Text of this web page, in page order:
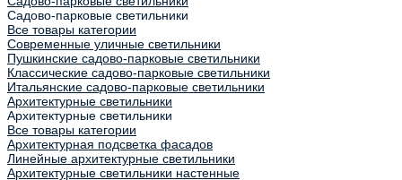
Садово-парковые светильники
Все товары категории
Современные уличные светильники
Пушкинские садово-парковые светильники
Классические садово-парковые светильники
Итальянские садово-парковые светильники
Архитектурные светильники
Архитектурные светильники
Все товары категории
Архитектурная подсветка фасадов
Линейные архитектурные светильники
Архитектурные светильники настенные